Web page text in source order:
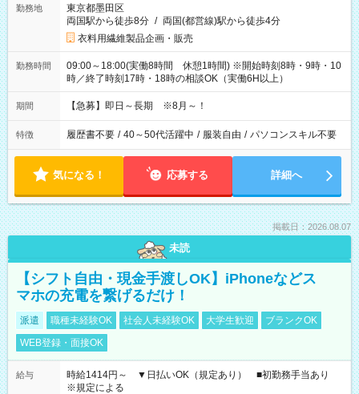
勤務地
東京都墨田区
両国駅から徒歩8分 / 両国(都営線)駅から徒歩4分
衣料用繊維製品企画・販売
勤務時間
09:00～18:00(実働8時間 休憩1時間) ※開始時刻8時・9時・10
時／終了時刻17時・18時の相談OK（実働6H以上）
期間 【急募】即日～長期 ※8月～！
特徴 履歴書不要 / 40～50代活躍中 / 服装自由 / パソコンスキル不要
気になる！ 応募する 詳細へ
掲載日：2026.08.07
未読
【シフト自由・現金手渡しOK】iPhoneなどス
マホの充電を繋げるだけ！
派遣 職種未経験OK 社会人未経験OK 大学生歓迎
ブランクOK
WEB登録・面接OK
給与
時給1414円～ ▼日払いOK（規定あり） ■初勤務手当あり
※規定による